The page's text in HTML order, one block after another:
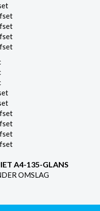
A4-135-GLANS
OMSLAG